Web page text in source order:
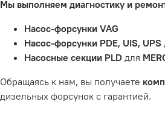
Мы выполняем диагностику и
Насос-форсунки VAG
Насос-форсунки PDE, UIS, UPS
Насосные секции PLDдля
Обращаясь к нам, вы получаете
дизельных форсунок с гарантией.